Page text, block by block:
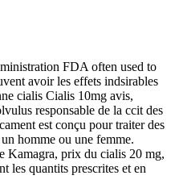
FDA often used to
avoir les effets indsirables
cialis Cialis 10mg avis,
responsable de la ccit des
est conçu pour traiter des
homme ou une femme.
Kamagra, prix du cialis 20 mg,
les quantits prescrites et en